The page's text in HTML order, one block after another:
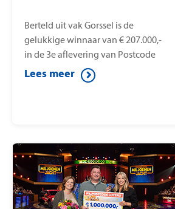
Berteld uit vak Gorssel is de
gelukkige winnaar van € 207.000,-
in de 3e aflevering van Postcode
Loterij Miljoenenjacht. Berteld
speelt alle kandidaten weg en wint
Lees meer